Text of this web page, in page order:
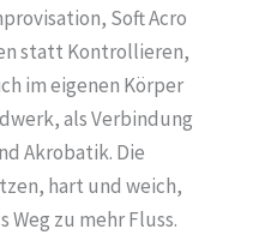
Soft Acro
statt Kontrollieren,
im eigenen Körper
als Verbindung
Akrobatik. Die
hart und weich,
zu mehr Fluss.